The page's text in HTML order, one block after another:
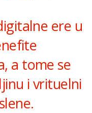
ere u
a tome se
i vrituelni